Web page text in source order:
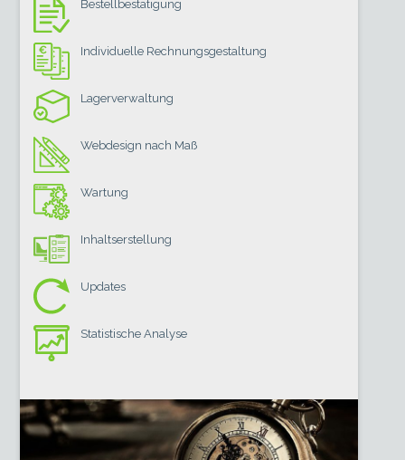
Bestellbestätigung
Individuelle Rechnungsgestaltung
Lagerverwaltung
Webdesign nach Maß
Wartung
Inhaltserstellung
Updates
Statistische Analyse